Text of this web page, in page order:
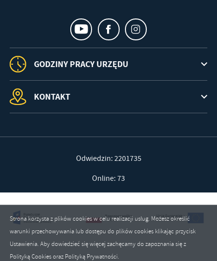
GODZINY PRACY URZĘDU
KONTAKT
Odwiedzin: 2201735
Online: 73
Strona korzysta z plików cookies w celu realizacji usług. Możesz określić
warunki przechowywania lub dostępu do plików cookies klikając przycisk
Ustawienia. Aby dowiedzieć się więcej zachęcamy do zapoznania się z
Polityką Cookies oraz Polityką Prywatności.